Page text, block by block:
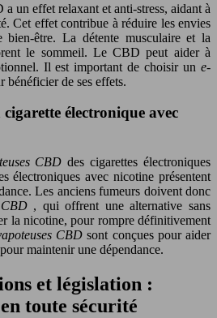
un effet relaxant et anti-stress, aidant à
Cet effet contribue à réduire les envies
être. La détente musculaire et la
le sommeil. Le CBD peut aider à
Il est important de choisir un e-
bénéficier de ses effets.
électronique avec
CBDdes cigarettes électroniques
électroniques avec nicotine présentent
Les anciens fumeurs doivent donc
, qui offrent une alternative sans
la nicotine, pour rompre définitivement
CBDsont conçues pour aider
maintenir une dépendance.
et législation :
toute sécurité